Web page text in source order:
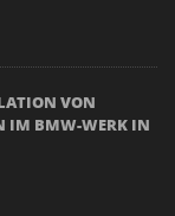
VON
IM BMW-WERK IN